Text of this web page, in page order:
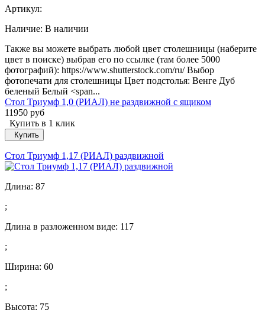
Артикул:
Наличие: В наличии
Также вы можете выбрать любой цвет столешницы (наберите
цвет в поиске) выбрав его по ссылке (там более 5000
фотографий): https://www.shutterstock.com/ru/ Выбор
фотопечати для столешницы Цвет подстолья: Венге Дуб
беленый Белый <span...
Стол Триумф 1,0 (РИАЛ) не раздвижной с ящиком
11950 руб
Купить в 1 клик
Купить
Стол Триумф 1,17 (РИАЛ) раздвижной
Длина: 87
;
Длина в разложенном виде: 117
;
Ширина: 60
;
Высота: 75